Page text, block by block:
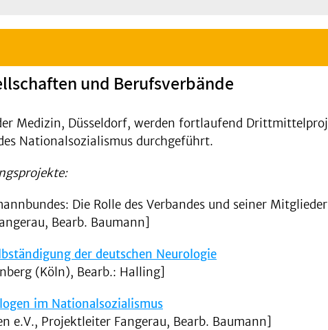
und Berufsverbände
Medizin, Düsseldorf, werden fortlaufend
Nationalsozialismus durchgeführt.
Die Rolle des Verbandes und seiner
Bearb. Baumann]
der deutschen Neurologie
(Köln), Bearb.: Halling]
im Nationalsozialismus
e.V., Projektleiter Fangerau, Bearb. Baumann]